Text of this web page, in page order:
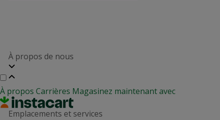
À propos de nous
À propos Carrières Magasinez maintenant avec
Emplacements et services